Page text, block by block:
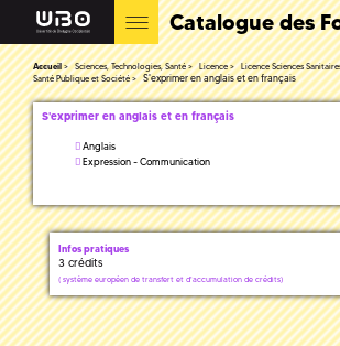
Catalogue des
Accueil Sciences, Technologies, Santé Licence Licence Sciences
Santé Publique et Société
S'exprimer en anglais et en français
S'exprimer en anglais et en français
Anglais
Expression - Communication
Infos pratiques
3 crédits
( système européen de transfert et d'accumulation de crédits)